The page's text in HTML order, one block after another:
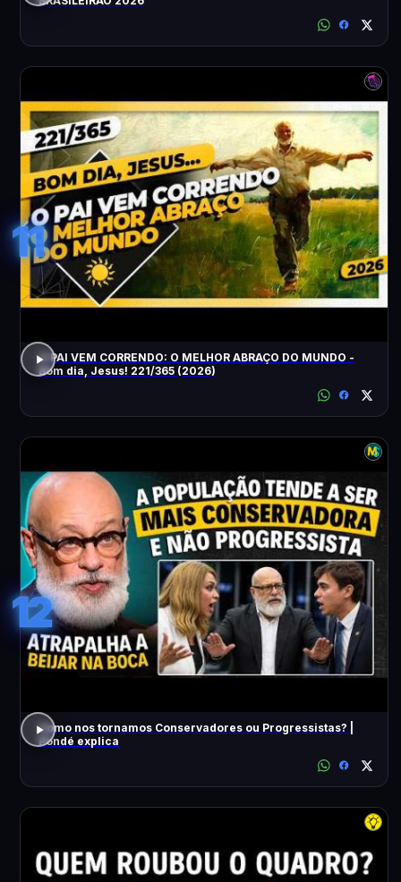
11
O PAI VEM CORRENDO: O MELHOR ABRAÇO DO MUNDO -
Bom dia, Jesus! 221/365 (2026)
12
Como nos tornamos Conservadores ou Progressistas? |
Pondé explica